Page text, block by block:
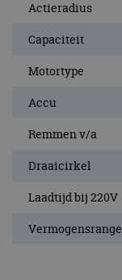
Actieradius
Capaciteit
Motortype
Accu
Remmen v/a
Draaicirkel
Laadtijd bij 220V
Vermogensrange